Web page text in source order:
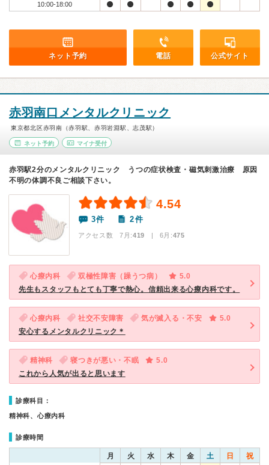
10:00-18:00
ネット予約 電話 公式サイト
赤羽南口メンタルクリニック
東京都北区赤羽南（赤羽駅、赤羽岩淵駅、志茂駅）
ネット予約 マイナ受付
赤羽駅2分のメンタルクリニック うつの症状検査・磁気刺激治療 原因
不明の体調不良ご相談下さい。
4.54
3件 2件
アクセス数 7月:419 | 6月:475
心療内科 双極性障害（躁うつ病）
5.0
先生もスタッフもとても丁寧で熱心。信頼出来る心療内科です。
心療内科 社交不安障害 気が滅入る・不安
5.0
安心するメンタルクリニック＊
精神科 寝つきが悪い・不眠
5.0
これから人気が出ると思います
診療科目：
精神科、心療内科
診療時間
月 火 水 木 金 土 日 祝